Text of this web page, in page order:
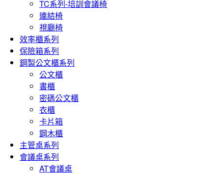
TC系列-培訓會議椅
連結椅
視廳椅
效率櫃系列
保險箱系列
鋼製公文櫃系列
公文櫃
書櫃
密碼公文櫃
衣櫃
卡片箱
鋼木櫃
主管桌系列
會議桌系列
AT會議桌